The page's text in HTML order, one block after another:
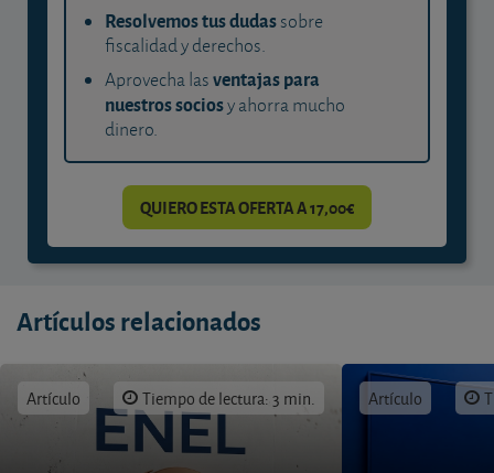
Resolvemos tus dudassobre
fiscalidad y derechos.
Aprovecha lasventajas para
nuestros sociosy ahorra mucho
dinero.
QUIERO ESTA OFERTA A 17,00€
Artículos relacionados
Artículo Tiempo de lectura: 3 min. Artículo